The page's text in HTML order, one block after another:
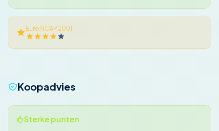
Euro NCAP 2001
Koopadvies
Sterke punten